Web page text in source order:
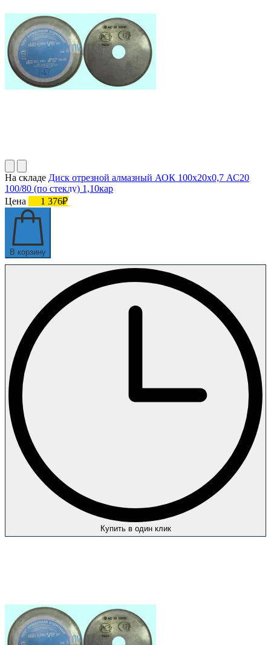
На складе Диск отрезной алмазный АОК 100х20х0,7 АС20
100/80 (по стеклу) 1,10кар
Цена
1 376₽
В корзину
Купить в один клик